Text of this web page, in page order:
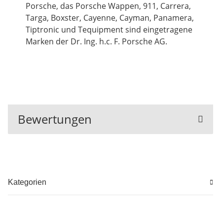
Porsche, das Porsche Wappen, 911, Carrera,
Targa, Boxster, Cayenne, Cayman, Panamera,
Tiptronic und Tequipment sind eingetragene
Marken der Dr. Ing. h.c. F. Porsche AG.
Bewertungen
Kategorien